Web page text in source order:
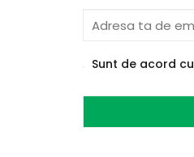
Sunt de acord cu